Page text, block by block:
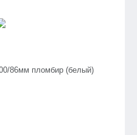
86мм пломбир (белый)